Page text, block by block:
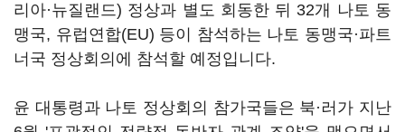
리아·뉴질랜드) 정상과 별도 회동한 뒤 32개 나토 동
맹국, 유럽연합(EU) 등이 참석하는 나토 동맹국·파트
너국 정상회의에 참석할 예정입니다.
윤 대통령과 나토 정상회의 참가국들은 북·러가 지난